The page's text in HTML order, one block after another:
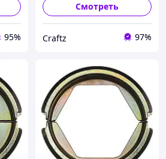
95%
Смотреть
Craftz 97%